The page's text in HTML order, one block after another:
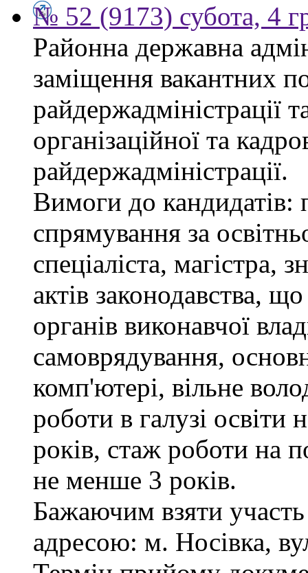
№ 52 (9173) субота, 4
Районна державна
заміщення вакантних
райдержадміністрації
організаційної та
райдержадміністрації.
Вимоги до кандидатів:
спрямування за
спеціаліста, магістра,
актів законодавства,
органів виконавчої
самоврядування,
комп'ютері, вільне
роботи в галузі
років, стаж роботи на
не менше 3 років.
Бажаючим взяти участь
адресою: м. Носівка,